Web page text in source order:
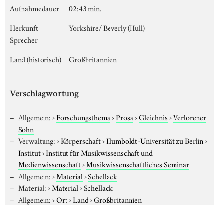
Aufnahmedauer
02:43 min.
Herkunft
Sprecher
Yorkshire/ Beverly (Hull)
Land (historisch) Großbritannien
Verschlagwortung
Allgemein:›Forschungsthema›Prosa›Gleichnis›Verlorener
Sohn
Verwaltung:›Körperschaft›Humboldt-Universität zu Berlin›
Institut›Institut für Musikwissenschaft und
Medienwissenschaft›Musikwissenschaftliches Seminar
Allgemein:›Material›Schellack
Material:›Material›Schellack
Allgemein:›Ort›Land›Großbritannien